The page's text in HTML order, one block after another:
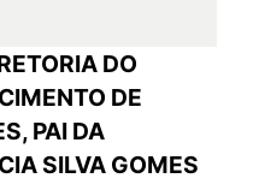
DO
DE
PAI DA
SILVA GOMES